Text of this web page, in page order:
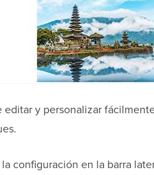
editar y personalizar
configuración en la barra